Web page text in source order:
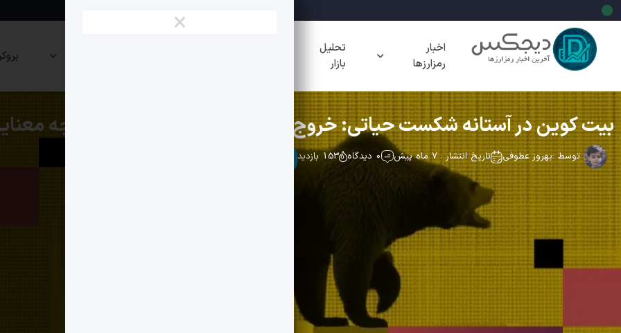
اخبار
رمزارزها
تحلیل
بازار
×
بیت کوین در آستانه شکست حیاتی: خروج صدها میلیون دلار از ETFها چه معنایی دارد؟
توسط :بهروز عطوفی تاریخ انتشار : 7 ماه پیش 0 دیدگاه 153 بازدید